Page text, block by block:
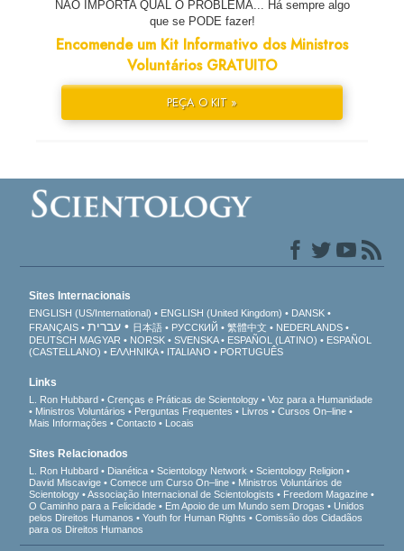
NÃO IMPORTA QUAL O PROBLEMA... Há sempre algo
que se PODE fazer!
Encomende um Kit Informativo dos Ministros
Voluntários GRATUITO
PEÇA O KIT »
Sites Internacionais
ENGLISH (US/International) ENGLISH (United Kingdom)
DANSK
FRANÇAIS
עברית 日本語 РУССКИЙ 繁體中文
NEDERLANDS
DEUTSCH MAGYAR NORSK SVENSKA ESPAÑOL (LATINO)
ESPAÑOL
(CASTELLANO)
ΕΛΛΗΝΙΚA ITALIANO PORTUGUÊS
Links
L. Ron Hubbard Crenças e Práticas de Scientology
Voz para a Humanidade
Ministros Voluntários
Perguntas Frequentes Livros
Cursos On–line
Mais Informações
Contacto Locais
Sites Relacionados
L. Ron Hubbard Dianética Scientology Network
Scientology Religion
David Miscavige
Comece um Curso On–line
Ministros Voluntários de
Scientology
Associação Internacional de Scientologists
Freedom Magazine
O Caminho para a Felicidade
Em Apoio de um Mundo sem Drogas
Unidos
pelos Direitos Humanos
Youth for Human Rights
Comissão dos Cidadãos
para os Direitos Humanos